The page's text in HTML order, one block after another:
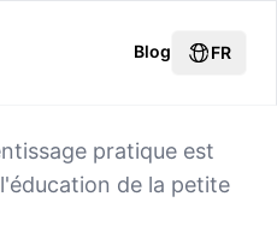
Blog FR
pratique est
de la petite